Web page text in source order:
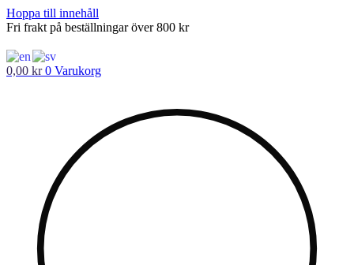
Hoppa till innehåll
Fri frakt på beställningar över 800 kr
0,00 kr 0 Varukorg